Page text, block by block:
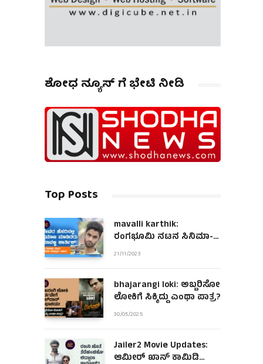
ಶೋಧ ನ್ಯೂಸ್ ಗೆ ಭೇಟಿ ನೀಡಿ
Top Posts
mavalli karthik:
ರಂಗಭೂಮಿ ನಟನ ಸಿನಿಮಾ-
ಮಾಧ್ಯಮ ಯಾನ!
21/11/2023
bhajarangi loki: ಅಬ್ಬರಿಸೋ
ಲೋಕಿಗೆ ಸಿಕ್ಕಿದ್ದು ಎಂಥಾ ಪಾತ್ರ?
30/05/2025
Jailer2 Movie Updates:
ಆಮೀರ್ ಖಾನ್ ಕಾಮಿಡಿ